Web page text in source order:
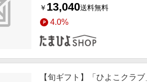
￥ 13,040送料無料
4.0%
【旬ギフト】「ひよこクラ